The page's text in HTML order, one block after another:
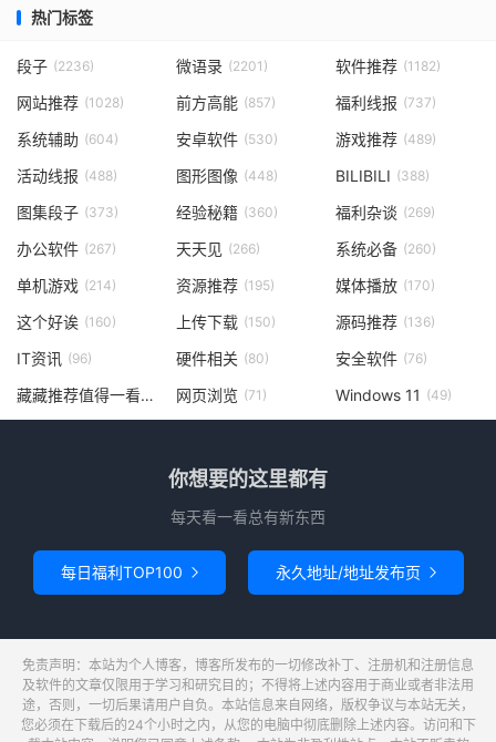
热门标签
段子 (2236) 微语录 (2201) 软件推荐 (1182)
网站推荐 (1028) 前方高能 (857) 福利线报 (737)
系统辅助 (604) 安卓软件 (530) 游戏推荐 (489)
活动线报 (488) 图形图像 (448) BILIBILI (388)
图集段子 (373) 经验秘籍 (360) 福利杂谈 (269)
办公软件 (267) 天天见 (266) 系统必备 (260)
单机游戏 (214) 资源推荐 (195) 媒体播放 (170)
这个好诶 (160) 上传下载 (150) 源码推荐 (136)
IT资讯 (96) 硬件相关 (80) 安全软件 (76)
藏藏推荐值得一看(73) 网页浏览 (71) Windows 11 (49)
你想要的这里都有
每天看一看总有新东西
每日福利TOP100  永久地址/地址发布页 
免责声明：本站为个人博客，博客所发布的一切修改补丁、注册机和注册信息
及软件的文章仅限用于学习和研究目的；不得将上述内容用于商业或者非法用
途，否则，一切后果请用户自负。本站信息来自网络，版权争议与本站无关，
您必须在下载后的24个小时之内，从您的电脑中彻底删除上述内容。访问和下